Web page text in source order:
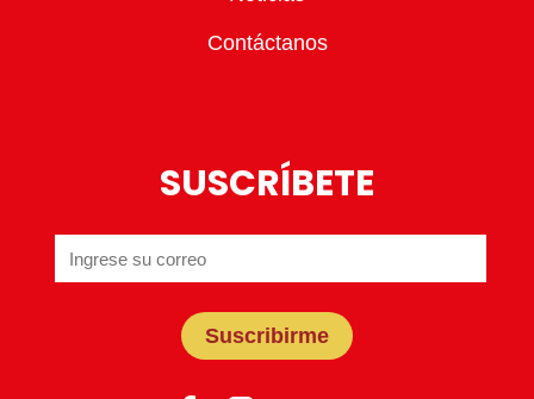
Contáctanos
SUSCRÍBETE
Suscribirme